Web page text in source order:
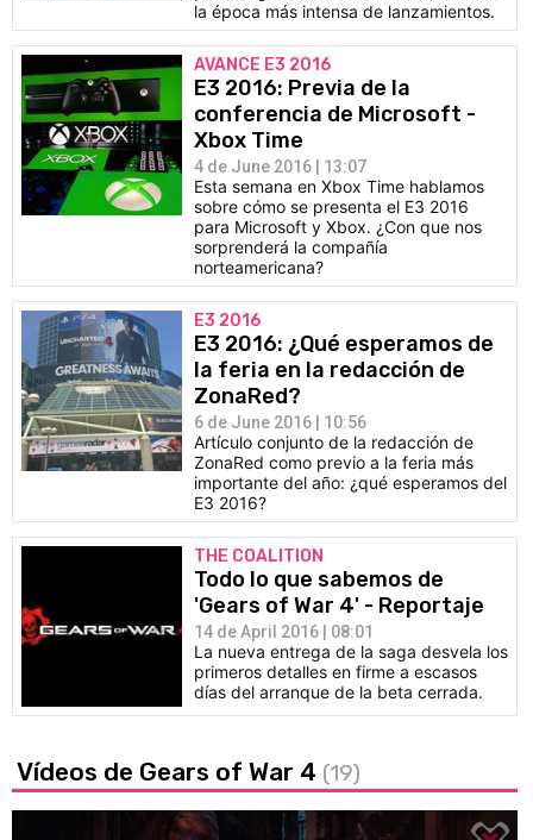
la época más intensa de lanzamientos.
AVANCE E3 2016
E3 2016: Previa de la
conferencia de Microsoft -
Xbox Time
4 de June 2016 | 13:07
Esta semana en Xbox Time hablamos
sobre cómo se presenta el E3 2016
para Microsoft y Xbox. ¿Con que nos
sorprenderá la compañía
norteamericana?
E3 2016
E3 2016: ¿Qué esperamos de
la feria en la redacción de
ZonaRed?
6 de June 2016 | 10:56
Artículo conjunto de la redacción de
ZonaRed como previo a la feria más
importante del año: ¿qué esperamos del
E3 2016?
THE COALITION
Todo lo que sabemos de
'Gears of War 4' - Reportaje
14 de April 2016 | 08:01
La nueva entrega de la saga desvela los
primeros detalles en firme a escasos
días del arranque de la beta cerrada.
Vídeos de Gears of War 4 (19)